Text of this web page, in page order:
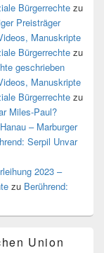
Bürgerrechte zu
Preisträger
Manuskripte
Bürgerrechte zu
geschrieben
Manuskripte
Bürgerrechte zu
Miles-Paul?
– Marburger
Serpil Unvar
2023 –
zu Berührend:
Union